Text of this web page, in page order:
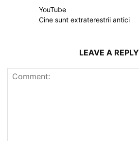
YouTube
Cine sunt extraterestrii antici
LEAVE A REPLY